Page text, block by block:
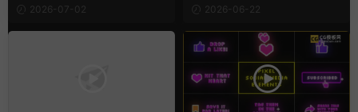
2026-07-02 2026-06-22